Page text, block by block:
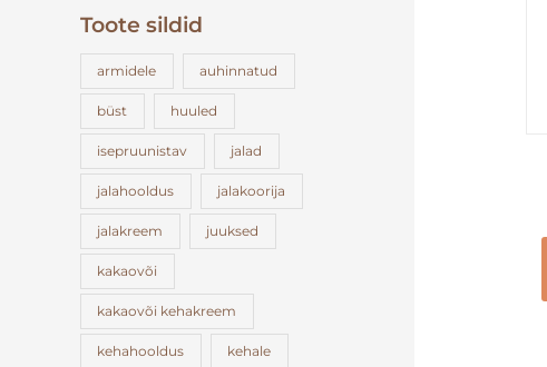
Toote sildid
armidele auhinnatud
büst huuled
isepruunistav jalad
jalahooldus jalakoorija
jalakreem juuksed
kakaovõi
kakaovõi kehakreem
kehahooldus kehale